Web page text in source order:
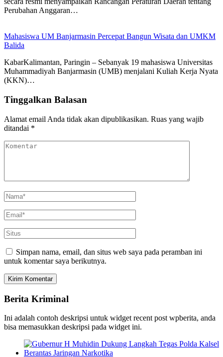
Perubahan Anggaran…
Mahasiswa UM Banjarmasin Percepat Bangun Wisata dan UMKM
Balida
KabarKalimantan, Paringin – Sebanyak 19 mahasiswa Universitas
Muhammadiyah Banjarmasin (UMB) menjalani Kuliah Kerja Nyata
(KKN)…
Tinggalkan Balasan
Alamat email Anda tidak akan dipublikasikan. Ruas yang wajib
ditandai *
Simpan nama, email, dan situs web saya pada peramban ini
untuk komentar saya berikutnya.
Berita Kriminal
Ini adalah contoh deskripsi untuk widget recent post wpberita, anda
bisa memasukkan deskripsi pada widget ini.